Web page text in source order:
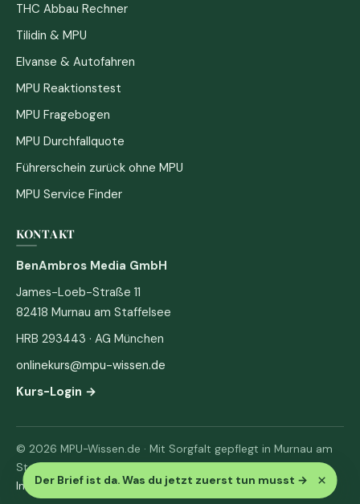
Der Brief ist da. Was du jetzt zuerst tun musst → ×
THC Abbau Rechner
Tilidin & MPU
Elvanse & Autofahren
MPU Reaktionstest
MPU Fragebogen
MPU Durchfallquote
Führerschein zurück ohne MPU
MPU Service Finder
KONTAKT
BenAmbros Media GmbH
James-Loeb-Straße 11
82418 Murnau am Staffelsee
HRB 293443 · AG München
onlinekurs@mpu-wissen.de
Kurs-Login →
© 2026 MPU-Wissen.de · Mit Sorgfalt gepflegt in Murnau am
Staffelsee
Impressum· Datenschutz & AGB